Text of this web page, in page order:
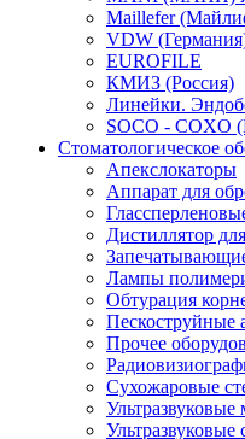
Maillefer
VDW
EUROFILE
КМИЗ (Россия)
Линейки.
SOCO - COXO
Стоматологическое
Апекслокаторы
Аппарат для
Дистиллятор
Лампы
Обтурация
Пескоструйные
Прочее
Сухожаровые
Ультразвуковые